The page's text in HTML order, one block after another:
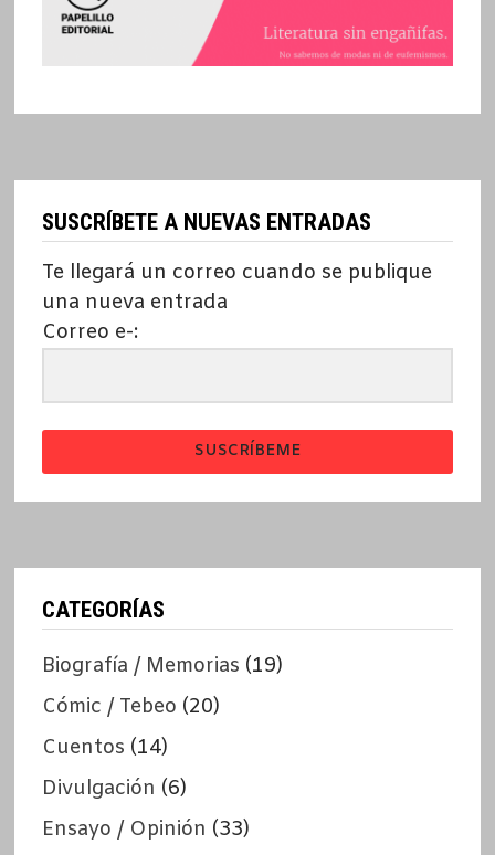
SUSCRÍBETE A NUEVAS ENTRADAS
Te llegará un correo cuando se publique
una nueva entrada
Correo e-:
SUSCRÍBEME
CATEGORÍAS
Biografía / Memorias (19)
Cómic / Tebeo (20)
Cuentos (14)
Divulgación (6)
Ensayo / Opinión (33)